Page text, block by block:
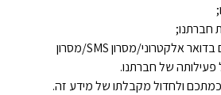
חברתנו;
לשלוח אליך מדי פעם בדואר אלקטרוני/מסרון SMS/מסרון
ולחדול מקבלתו של מידע זה.